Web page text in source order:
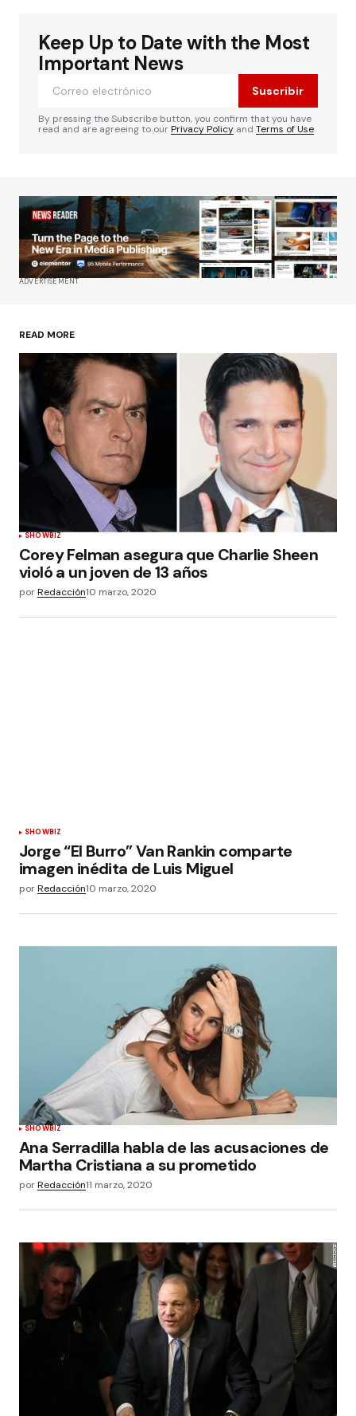
Tu dirección de correo electrónico no será
publicada.Los campos obligatorios están
marcados con*
Comentario*
Su nombre*
Tu correo electrónico*
haga un comentario.
Enviar comentario
Keep Up to Date with the Most
Important News
Suscribir
By pressing the Subscribe button, you confirm that you have
read and are agreeing to ourPrivacy Policy and Terms of Use
ADVERTISEMENT
READ MORE
SHOWBIZ
Corey Felman asegura que Charlie Sheen
violó a un joven de 13 años
porRedacción10 marzo, 2020
SHOWBIZ
Jorge “El Burro” Van Rankin comparte
imagen inédita de Luis Miguel
porRedacción10 marzo, 2020
SHOWBIZ
Ana Serradilla habla de las acusaciones de
Martha Cristiana a su prometido
porRedacción11 marzo, 2020